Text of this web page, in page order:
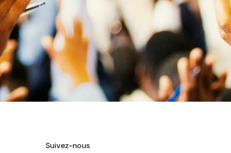
Suivez-nous